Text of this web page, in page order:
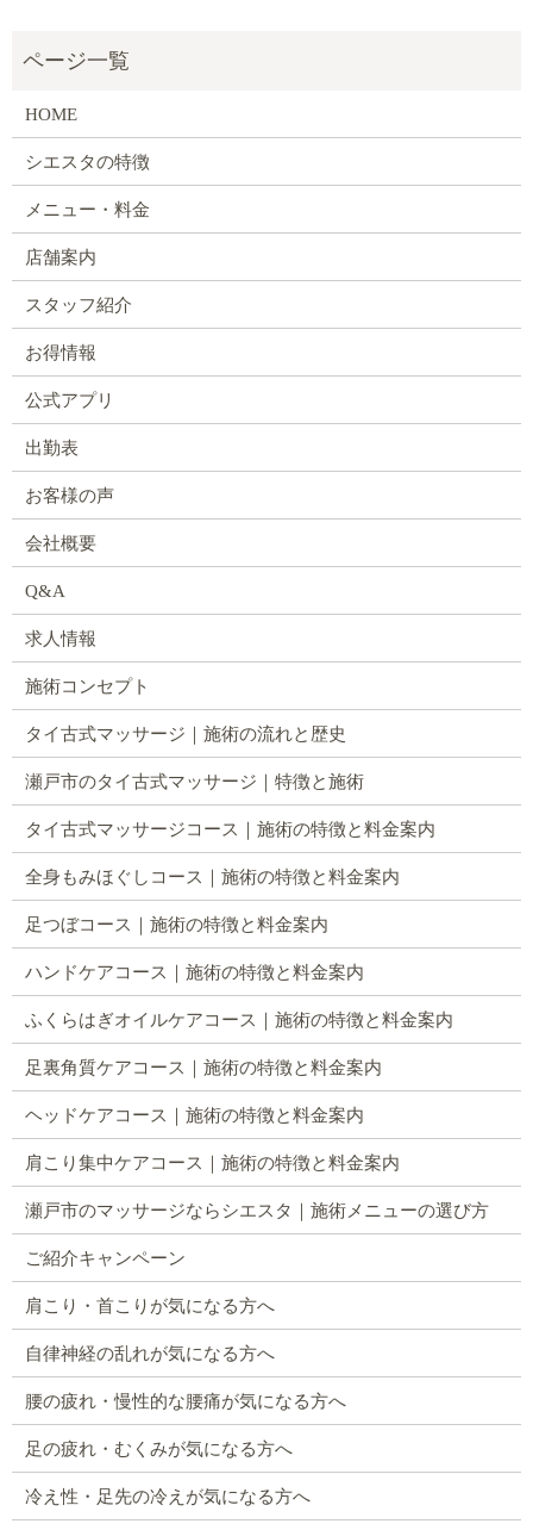
HOME
シエスタの特徴
メニュー・料金
店舗案内
スタッフ紹介
お得情報
公式アプリ
出勤表
お客様の声
会社概要
Q&A
求人情報
施術コンセプト
タイ古式マッサージ｜施術の流れと歴史
瀬戸市のタイ古式マッサージ｜特徴と施術
タイ古式マッサージコース｜施術の特徴と料金案内
全身もみほぐしコース｜施術の特徴と料金案内
足つぼコース｜施術の特徴と料金案内
ハンドケアコース｜施術の特徴と料金案内
ふくらはぎオイルケアコース｜施術の特徴と料金案内
足裏角質ケアコース｜施術の特徴と料金案内
ヘッドケアコース｜施術の特徴と料金案内
肩こり集中ケアコース｜施術の特徴と料金案内
瀬戸市のマッサージならシエスタ｜施術メニューの選び方
ご紹介キャンペーン
肩こり・首こりが気になる方へ
自律神経の乱れが気になる方へ
腰の疲れ・慢性的な腰痛が気になる方へ
足の疲れ・むくみが気になる方へ
冷え性・足先の冷えが気になる方へ